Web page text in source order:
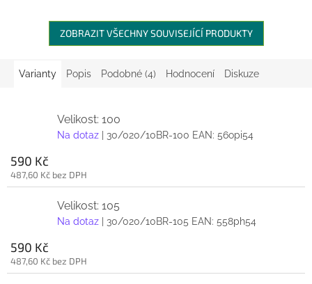
ZOBRAZIT VŠECHNY SOUVISEJÍCÍ PRODUKTY
Varianty Popis Podobné (4) Hodnocení Diskuze
Velikost: 100
Na dotaz | 30/020/10BR-100 EAN: 56opi54
590 Kč
487,60 Kč bez DPH
Velikost: 105
Na dotaz | 30/020/10BR-105 EAN: 558ph54
590 Kč
487,60 Kč bez DPH